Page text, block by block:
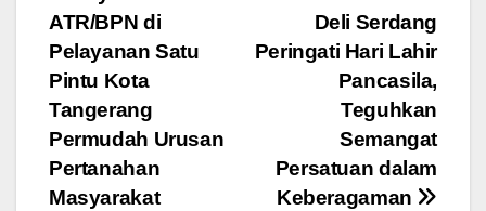
pos
Deli Serdang
Peringati Hari Lahir
Pancasila,
Teguhkan
Semangat
Persatuan dalam
Keberagaman
ATR/BPN di
Pelayanan Satu
Pintu Kota
Tangerang
Permudah Urusan
Pertanahan
Masyarakat